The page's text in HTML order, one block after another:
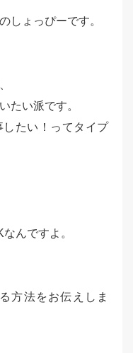
しょっぴーです。
たい派です。
たい！ってタイプ
んですよ。
方法をお伝えしま